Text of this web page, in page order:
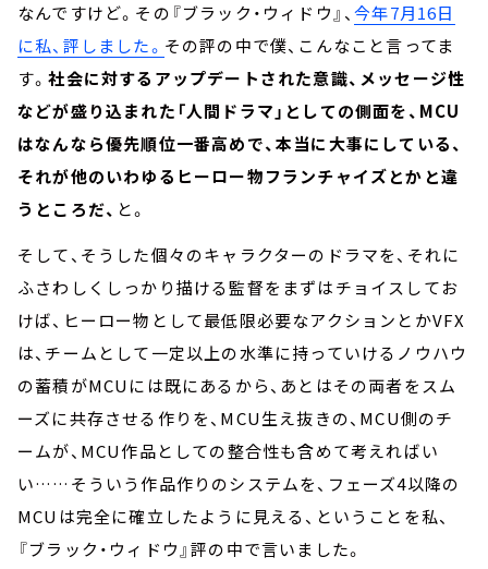
なんですけど。その『ブラック・ウィドウ』、今年7月16日
に私、評しました。 その評の中で僕、こんなこと言ってま
す。社会に対するアップデートされた意識、メッセージ性
などが盛り込まれた「人間ドラマ」としての側面を、MCU
はなんなら優先順位一番高めで、本当に大事にしている、
それが他のいわゆるヒーロー物フランチャイズとかと違
うところだ、 と。
そして、そうした個々のキャラクターのドラマを、それに
ふさわしくしっかり描ける監督をまずはチョイスしてお
けば、ヒーロー物として最低限必要なアクションとかVFX
は、チームとして一定以上の水準に持っていけるノウハウ
の蓄積がMCUには既にあるから、あとはその両者をスム
ーズに共存させる作りを、MCU生え抜きの、MCU側のチ
ームが、MCU作品としての整合性も含めて考えればい
い……そういう作品作りのシステムを、フェーズ4以降の
MCUは完全に確立したように見える、ということを私、
『ブラック・ウィドウ』評の中で言いました。